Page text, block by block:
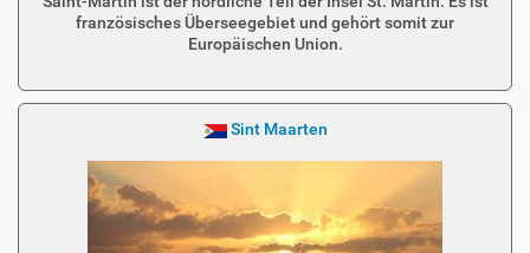
französisches Überseegebiet und gehört somit zur
Europäischen Union.
Sint Maarten